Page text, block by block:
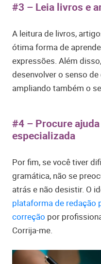
#3 – Leia livros e
A leitura de livros,
ótima forma de
expressões. Além
desenvolver o senso
ampliando também o
#4 – Procure
especializada
Por fim, se você tiver
gramática, não se
atrás e não desistir. O
plataforma de redação
correção por
Corrija-me.